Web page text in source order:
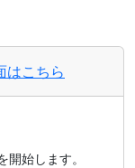
はこちら
開始します。